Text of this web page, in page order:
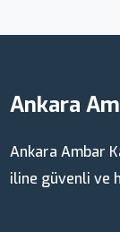
Ankara
Ankara Ambar
iline güvenli ve